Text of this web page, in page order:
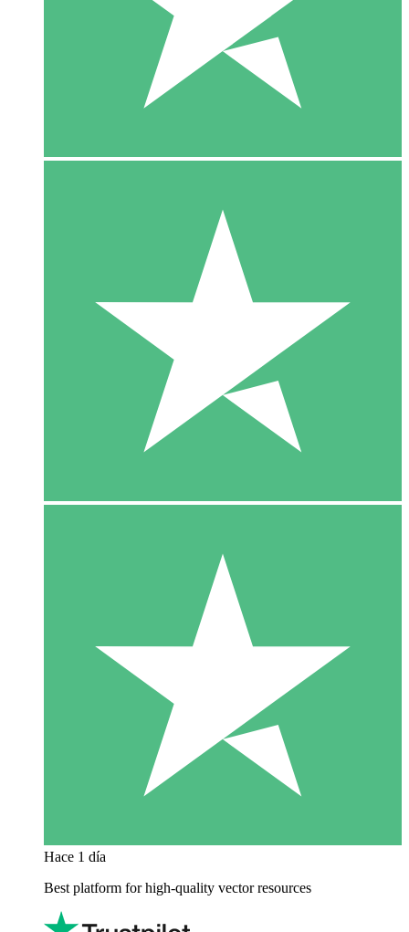
Hace 1 día
Best platform for high-quality vector resources